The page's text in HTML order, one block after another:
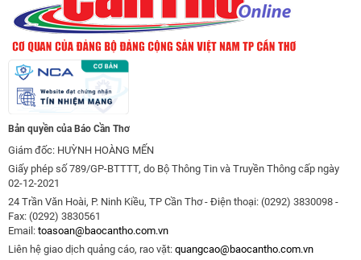
Bản quyền của Báo Cần Thơ
Giám đốc: HUỲNH HOÀNG MẾN
Giấy phép số 789/GP-BTTTT, do Bộ Thông Tin và Truyền Thông cấp ngày
02-12-2021
24 Trần Văn Hoài, P. Ninh Kiều, TP Cần Thơ - Điện thoại: (0292) 3830098 -
Fax: (0292) 3830561
Email: toasoan@baocantho.com.vn
Liên hệ giao dịch quảng cáo, rao vặt: quangcao@baocantho.com.vn